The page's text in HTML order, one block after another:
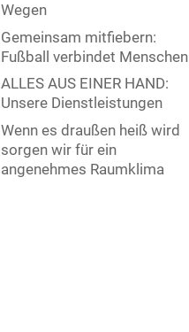
Wegen
Gemeinsam mitfiebern:
Fußball verbindet Menschen
ALLES AUS EINER HAND:
Unsere Dienstleistungen
Wenn es draußen heiß wird
sorgen wir für ein
angenehmes Raumklima